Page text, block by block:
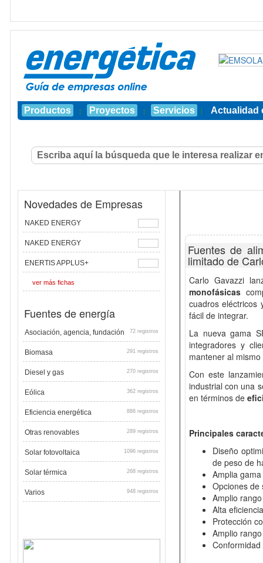
Productos | Proyectos | Servicios | Actualidad
Novedades de Empresas
NAKED ENERGY
NAKED ENERGY
ENERTIS APPLUS+
ver más fichas
Fuentes de energía
Asociación, agencia, fundación 72 registros
Biomasa 291 registros
Diesel y gas 270 registros
Eólica 362 registros
Eficiencia energética 886 registros
Otras renovables 289 registros
Solar fotovoltaica 1096 registros
Solar térmica 268 registros
Varios 948 registros
Fuentes de
limitado de
Carlo Gavazzi
monofásicas
cuadros eléctricos
fácil de integrar.
La nueva gama
integradores y
mantener al
Con este
industrial con una
en términos de
Principales
Diseño
de peso de
Amplia
Opciones de
Amplio
Alta
Protección
Amplio